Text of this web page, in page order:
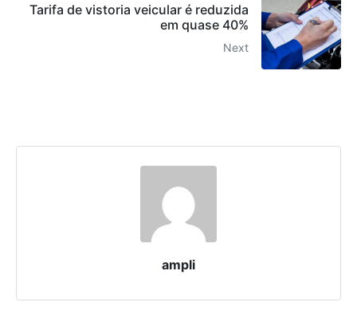
Tarifa de vistoria veicular é reduzida
em quase 40%
Next
ampli